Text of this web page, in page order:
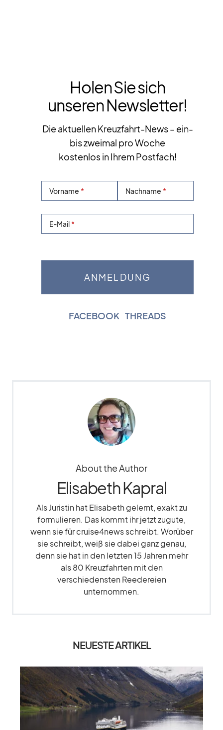
Holen Sie sich
unseren Newsletter!
Die aktuellen Kreuzfahrt-News – ein-
bis zweimal pro Woche
kostenlos in Ihrem Postfach!
Vorname Nachname
E-Mail
FACEBOOK THREADS
About the Author
Elisabeth Kapral
Als Juristin hat Elisabeth gelernt, exakt zu
formulieren. Das kommt ihr jetzt zugute,
wenn sie für cruise4news schreibt. Worüber
sie schreibt, weiß sie dabei ganz genau,
denn sie hat in den letzten 15 Jahren mehr
als 80 Kreuzfahrten mit den
verschiedensten Reedereien
unternommen.
NEUESTE ARTIKEL